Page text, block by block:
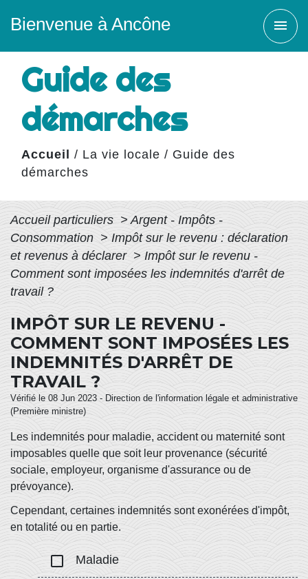
Bienvenue à Ancône menu
Guide des
démarches
Accueil / La vie locale / Guide des
démarches
Accueil particuliers > Argent - Impôts -
Consommation > Impôt sur le revenu : déclaration
et revenus à déclarer > Impôt sur le revenu -
Comment sont imposées les indemnités d'arrêt de
travail ?
IMPÔT SUR LE REVENU -
COMMENT SONT IMPOSÉES LES
INDEMNITÉS D'ARRÊT DE
TRAVAIL ?
Vérifié le 08 Jun 2023 - Direction de l'information légale et administrative
(Première ministre)
Les indemnités pour maladie, accident ou maternité sont
imposables quelle que soit leur provenance (sécurité
sociale, employeur, organisme d'assurance ou de
prévoyance).
Cependant, certaines indemnités sont exonérées d'impôt,
en totalité ou en partie.
check_box_outline_blank Maladie